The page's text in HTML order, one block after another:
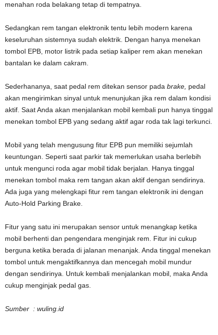
menahan roda belakang tetap di tempatnya.
Sedangkan rem tangan elektronik tentu lebih modern karena
keseluruhan sistemnya sudah elektrik. Dengan hanya menekan
tombol EPB, motor listrik pada setiap kaliper rem akan menekan
bantalan ke dalam cakram.
Sederhananya, saat pedal rem ditekan sensor pada brake, pedal
akan mengirimkan sinyal untuk menunjukan jika rem dalam kondisi
aktif. Saat Anda akan menjalankan mobil kembali pun hanya tinggal
menekan tombol EPB yang sedang aktif agar roda tak lagi terkunci.
Mobil yang telah mengusung fitur EPB pun memiliki sejumlah
keuntungan. Seperti saat parkir tak memerlukan usaha berlebih
untuk mengunci roda agar mobil tidak berjalan. Hanya tinggal
menekan tombol maka rem tangan akan aktif dengan sendirinya.
Ada juga yang melengkapi fitur rem tangan elektronik ini dengan
Auto-Hold Parking Brake.
Fitur yang satu ini merupakan sensor untuk menangkap ketika
mobil berhenti dan pengendara menginjak rem. Fitur ini cukup
berguna ketika berada di jalanan menanjak. Anda tinggal menekan
tombol untuk mengaktifkannya dan mencegah mobil mundur
dengan sendirinya. Untuk kembali menjalankan mobil, maka Anda
cukup menginjak pedal gas.
Sumber : wuling.id